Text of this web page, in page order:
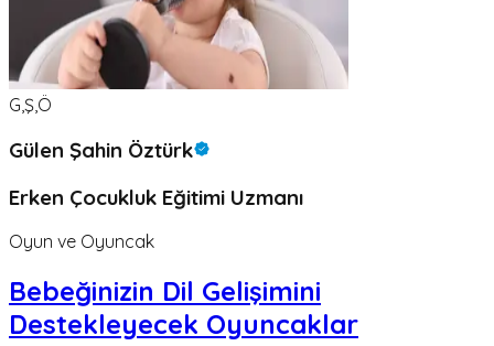
G,Ş,Ö
Gülen Şahin Öztürk
Erken Çocukluk Eğitimi Uzmanı
Oyun ve Oyuncak
Bebeğinizin Dil Gelişimini
Destekleyecek Oyuncaklar